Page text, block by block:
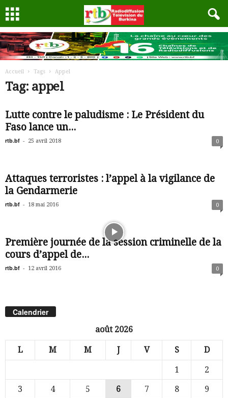
Accueil Tags Appel
Tag: appel
Lutte contre le paludisme : Le Président du
Faso lance un...
rtb.bf - 25 avril 2018 0
Attaques terroristes : l’appel à la vigilance de
la Gendarmerie
rtb.bf - 18 mai 2016 0
Première journée de la session criminelle de la
cours d’appel de...
rtb.bf - 12 avril 2016 0
Calendrier
août 2026
L M M J V S D
1
2
3
4 5 6 7 8
9